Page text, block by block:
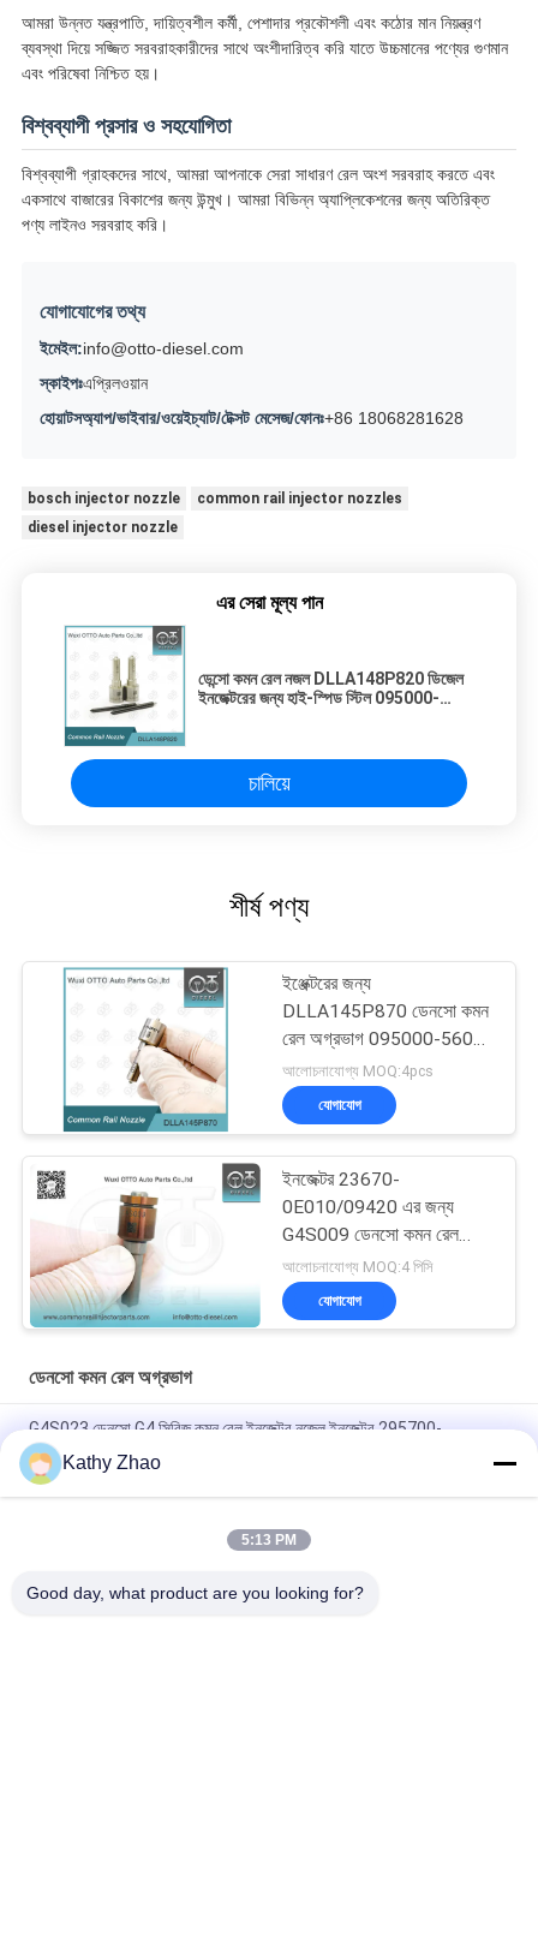
আমরা উন্নত যন্ত্রপাতি, দায়িত্বশীল কর্মী, পেশাদার প্রকৌশলী এবং কঠোর মান নিয়ন্ত্রণ
ব্যবস্থা দিয়ে সজ্জিত সরবরাহকারীদের সাথে অংশীদারিত্ব করি যাতে উচ্চমানের পণ্যের গুণমান
এবং পরিষেবা নিশ্চিত হয়।
বিশ্বব্যাপী প্রসার ও সহযোগিতা
বিশ্বব্যাপী গ্রাহকদের সাথে, আমরা আপনাকে সেরা সাধারণ রেল অংশ সরবরাহ করতে এবং
একসাথে বাজারের বিকাশের জন্য উন্মুখ। আমরা বিভিন্ন অ্যাপ্লিকেশনের জন্য অতিরিক্ত
পণ্য লাইনও সরবরাহ করি।
যোগাযোগের তথ্য
ইমেইল:info@otto-diesel.com
স্কাইপঃএপ্রিলওয়ান
হোয়াটসঅ্যাপ/ভাইবার/ওয়েইচ্যাট/টেক্সট মেসেজ/ফোনঃ+86 18068281628
bosch injector nozzle
common rail injector nozzles
diesel injector nozzle
এর সেরা মূল্য পান
ডেন্সো কমন রেল নজল DLLA148P820 ডিজেল
ইনজেক্টরের জন্য হাই-স্পিড স্টিল 095000-
চালিয়ে
শীর্ষ পণ্য
ইঞ্জেক্টরের জন্য
DLLA145P870 ডেনসো কমন
রেল অগ্রভাগ 095000-560#
1465A041
আলোচনাযোগ্য MOQ:4pcs
যোগাযোগ
ইনজেক্টর 23670-
0E010/09420 এর জন্য
G4S009 ডেনসো কমন রেল
অগ্রভাগ
আলোচনাযোগ্য MOQ:4 পিসি
যোগাযোগ
ডেনসো কমন রেল অগ্রভাগ
G4S023 ডেনসো G4 সিরিজ কমন রেল ইনজেক্টর নজেল ইনজেক্টর 295700-
0176/12698552/12678992/12696966 এর জন্য
ডেন্সো ইনজেক্টরের জন্য কমন রেল ডিজেল ফুয়েল ইনজেক্টর G4S025 নজেল
John Deere 4045 ইঞ্জিন ইনজেক্টর 295700-0240 / RE561749 এর জন্য
Kathy Zhao
5:13 PM
Good day, what product are you looking for?